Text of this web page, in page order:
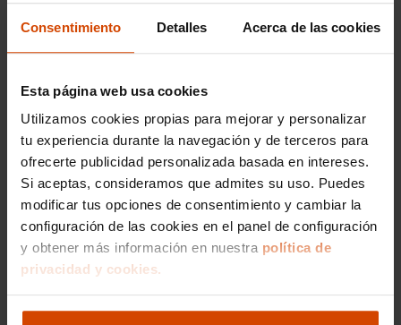
Consentimiento Detalles Acerca de las cookies
Esta página web usa cookies
Utilizamos cookies propias para mejorar y personalizar
tu experiencia durante la navegación y de terceros para
ofrecerte publicidad personalizada basada en intereses.
Si aceptas, consideramos que admites su uso. Puedes
modificar tus opciones de consentimiento y cambiar la
configuración de las cookies en el panel de configuración
y obtener más información en nuestra política de
privacidad y cookies.
personalizada. Esto significa que puedes
adaptar la compra del Audi Q2 a tus
necesidades económicas, ofreciéndote una
Además de la financiación, Flexicar garantiza la
confianza y transparencia en cada transacción.
Ofrecen un asesoramiento completo durante
todo el proceso de selección y compra,
asegurando que encuentres el vehículo que
mejor se adapta a tus necesidades. Asimismo, la
empresa se compromete a proporcionar
garantías sobre el estado del coche, lo que
añade un nivel adicional de tranquilidad al
adquirir un coche de segunda mano.